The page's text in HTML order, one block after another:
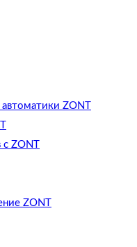
ZONT
ZONT
ZONT